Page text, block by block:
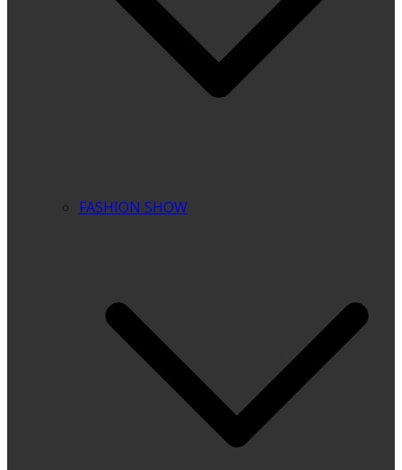
FASHION SHOW